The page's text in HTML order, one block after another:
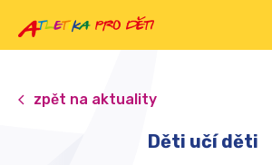
zpět na aktuality
Děti učí děti